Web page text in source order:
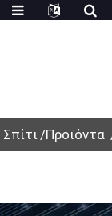
Σπίτι Προϊόντα